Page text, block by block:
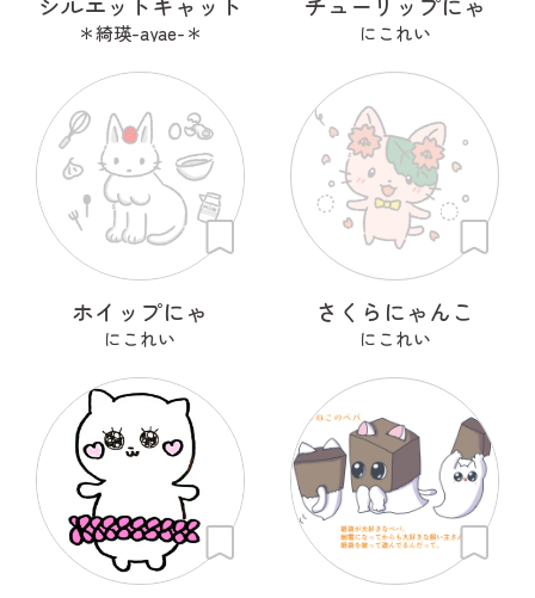
＊綺瑛-ayae-＊ にこれい
ホイップにゃ
にこれい
さくらにゃんこ
にこれい